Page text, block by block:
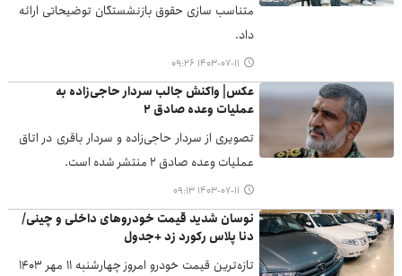
متناسب سازی حقوق بازنشستگان توضیحاتی ارائه
داد.
۱۴۰۳-۰۷-۱۱ ۰۹:۲۶
عکس| واکنش جالب سردار حاجی‌زاده به
عملیات وعده صادق ۲
تصویری از سردار حاجی‌زاده و سردار باقری در اتاق
عملیات وعده صادق ۲‌ منتشر شده است.
۱۴۰۳-۰۷-۱۱ ۰۹:۱۳
نوسان شدید قیمت خودروهای داخلی و چینی/
دنا پلاس رکورد زد +جدول
تازه‌ترین قیمت خودرو امروز چهارشنبه‌ ۱۱ مهر ۱۴۰۳